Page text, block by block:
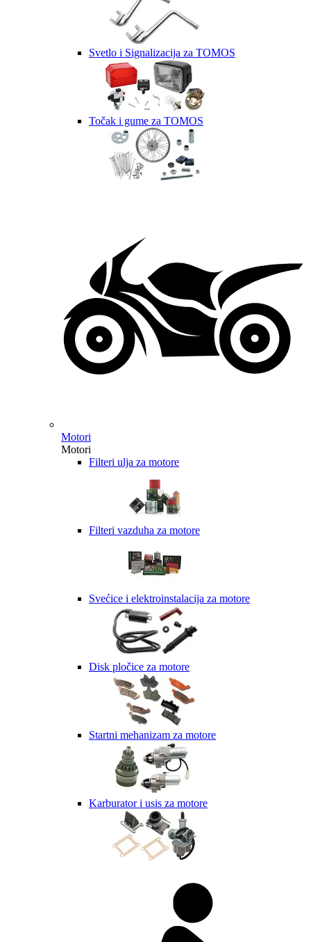
Svetlo i Signalizacija za TOMOS
Točak i gume za TOMOS
Motori
Motori
Filteri ulja za motore
Filteri vazduha za motore
Svećice i elektroinstalacija za motore
Disk pločice za motore
Startni mehanizam za motore
Karburator i usis za motore